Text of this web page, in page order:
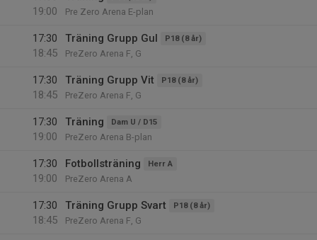
19:00
Pre Zero Arena E-plan
17:30
18:45
Träning Grupp Gul P18 (8 år)
PreZero Arena F, G
17:30
18:45
Träning Grupp Vit P18 (8 år)
PreZero Arena F, G
17:30
19:00
Träning Dam U / D15
PreZero Arena B-plan
17:30
19:00
Fotbollsträning Herr A
PreZero Arena A
17:30
18:45
Träning Grupp Svart P18 (8 år)
PreZero Arena F, G